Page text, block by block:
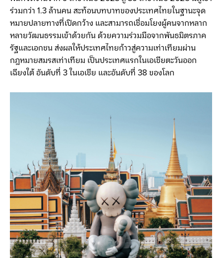
ร่วมกว่า 1.3 ล้านคน สะท้อนบทบาทของประเทศไทยในฐานะจุด
หมายปลายทางที่เปิดกว้าง และสามารถเชื่อมโยงผู้คนจากหลาก
หลายวัฒนธรรมเข้าด้วยกัน ด้วยความร่วมมือจากพันธมิตรภาค
รัฐและเอกชน ส่งผลให้ประเทศไทยก้าวสู่ความเท่าเทียมผ่าน
กฎหมายสมรสเท่าเทียม เป็นประเทศแรกในเอเชียตะวันออก
เฉียงใต้ อันดับที่ 3 ในเอเชีย และอันดับที่ 38 ของโลก